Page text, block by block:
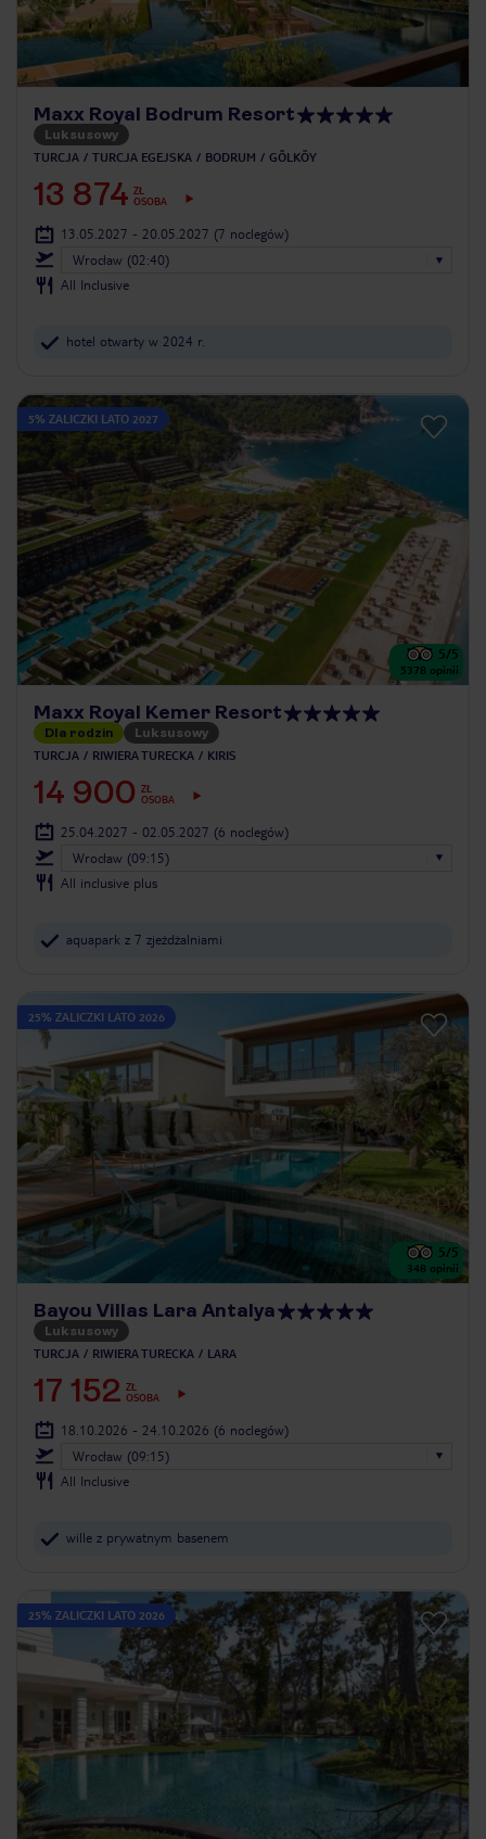
Maxx Royal Bodrum Resort
Luksusowy
TURCJA TURCJA EGEJSKA BODRUM GÖLKÖY
13 874 ZŁ
OSOBA
13.05.2027 - 20.05.2027 (7 noclegów)
Wrocław (02:40)
All Inclusive
hotel otwarty w 2024 r.
5% ZALICZKI LATO 2027
5/5
5378 opinii
Maxx Royal Kemer Resort
Dla rodzin Luksusowy
TURCJA RIWIERA TURECKA KIRIS
14 900 ZŁ
OSOBA
25.04.2027 - 02.05.2027 (6 noclegów)
Wrocław (09:15)
All inclusive plus
aquapark z 7 zjeżdżalniami
25% ZALICZKI LATO 2026
5/5
348 opinii
Bayou Villas Lara Antalya
Luksusowy
TURCJA RIWIERA TURECKA LARA
17 152 ZŁ
OSOBA
18.10.2026 - 24.10.2026 (6 noclegów)
Wrocław (09:15)
All Inclusive
wille z prywatnym basenem
25% ZALICZKI LATO 2026